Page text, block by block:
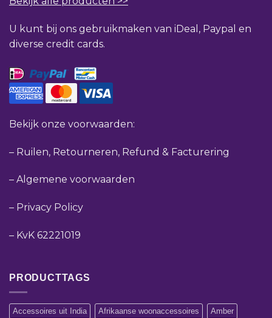
U kunt bij ons gebruikmaken van iDeal, Paypal en
diverse credit cards.
Bekijk onze voorwaarden:
– Ruilen, Retourneren, Refund & Facturering
– Algemene voorwaarden
– Privacy Policy
– KvK 62221019
PRODUCTTAGS
Accessoires uit India Afrikaanse woonaccessoires Amber